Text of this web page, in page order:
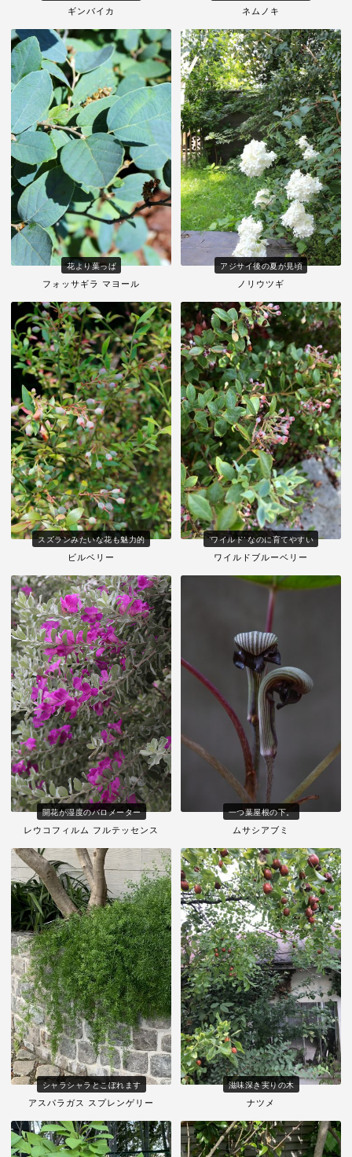
ギンバイカ ネムノキ
花より葉っぱ
フォッサギラ マヨール
アジサイ後の夏が見頃
ノリウツギ
スズランみたいな花も魅力的
ビルベリー
'ワイルド' なのに育てやすい
ワイルドブルーベリー
開花が湿度のバロメーター
レウコフィルム フルテッセンス
一つ葉屋根の下。
ムサシアブミ
シャラシャラとこぼれます
アスパラガス スプレンゲリー
滋味深き実りの木
ナツメ